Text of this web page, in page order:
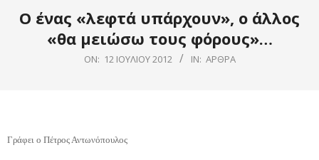
Ο ένας «λεφτά υπάρχουν», ο άλλος
«θα μειώσω τους φόρους»…
ON: 12 ΙΟΥΛΊΟΥ 2012 IN: ΆΡΘΡΑ
Γράφει ο Πέτρος Αντωνόπουλος